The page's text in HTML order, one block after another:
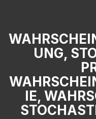
UNG,
IE,